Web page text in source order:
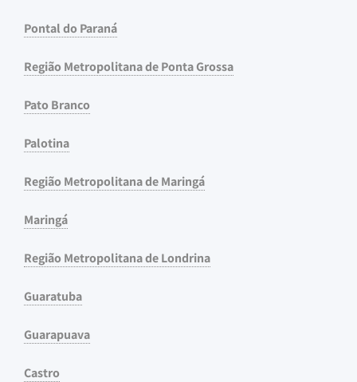
Pontal do Paraná
Região Metropolitana de Ponta Grossa
Pato Branco
Palotina
Região Metropolitana de Maringá
Maringá
Região Metropolitana de Londrina
Guaratuba
Guarapuava
Castro